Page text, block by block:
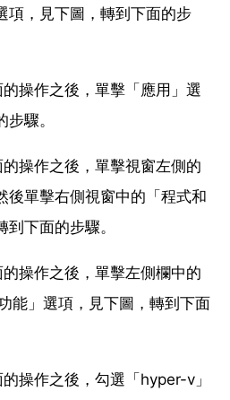
項，見下圖，轉到下面的步
操作之後，單擊「應用」選
驟。
操作之後，單擊視窗左側的
後單擊右側視窗中的「程式和
下面的步驟。
操作之後，單擊左側欄中的
能」選項，見下圖，轉到下面
操作之後，勾選「hyper-v」